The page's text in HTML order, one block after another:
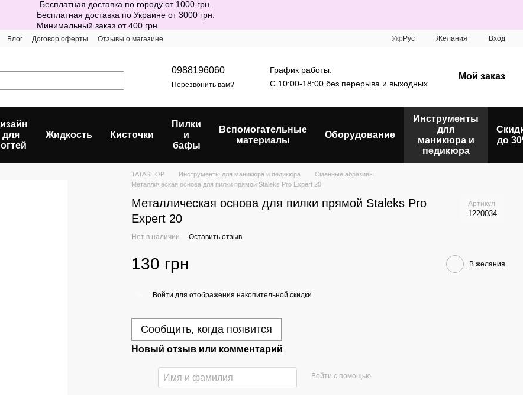
Бесплатная доставка по городу от 1000 грн.
Бесплатная доставка по Украине от 3000 грн.
Минимальный заказ от 400 грн
Блог Договор оферты Отзывы о магазине Укр Рус Желания Вход
0988196060
Перезвонить вам?
График работы:
С 10:00-18:00 без перерыва и выходных
Мой заказ
для
Жидкость Кисточки
Пилки
и
бафы
Вспомогательные
материалы
Оборудование
Инструменты
для
маникюра и
педикюра
до
TATASHOP Инструменты для маникюра и педикюра
Сменные абразивы
Металлическая основа для пилки прямой Staleks Pro Expert 20
Металлическая основа для пилки прямой Staleks Pro
Expert 20
Артикул
1220034
Нет в наличии Оставить отзыв
130 грн В желания
Войти для отображения накопительной скидки
Сообщить, когда появится
Новый отзыв или комментарий
Войти с помощью